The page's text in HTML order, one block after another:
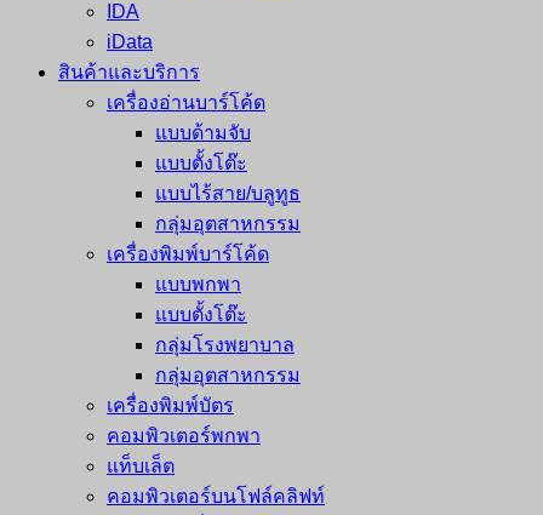
IDA
iData
สินค้าและบริการ
เครื่องอ่านบาร์โค้ด
แบบด้ามจับ
แบบตั้งโต๊ะ
แบบไร้สาย/บลูทูธ
กลุ่มอุตสาหกรรม
เครื่องพิมพ์บาร์โค้ด
แบบพกพา
แบบตั้งโต๊ะ
กลุ่มโรงพยาบาล
กลุ่มอุตสาหกรรม
เครื่องพิมพ์บัตร
คอมพิวเตอร์พกพา
แท็บเล็ต
คอมพิวเตอร์บนโฟล์คลิฟท์